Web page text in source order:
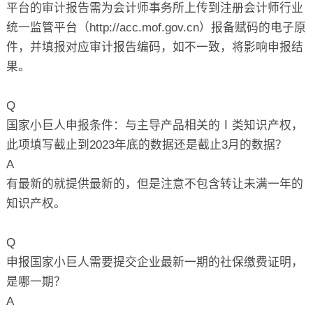
平台的审计报告需为会计师事务所上传到注册会计师行业
统一监管平台（http://acc.mof.gov.cn）报备赋码的电子原
件，并填报对应审计报告编码，如不一致，将影响申报结
果。
Q
国家小巨人申报条件：与主导产品相关的Ⅰ类知识产权，
此项填写截止到2023年底的数据还是截止3月的数据？
A
有最新的就提供最新的，但是注意不包含转让未满一年的
知识产权。
Q
申报国家小巨人需要提交企业最新一期的社保缴费证明，
是哪一期？
A